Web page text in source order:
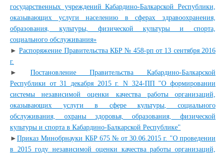
государственных учреждений Кабардино-Балкарской Республики,
оказывающих услуги населению в сферах здравоохранения,
образования, культуры, физической культуры и спорта,
социального обслуживания»
►Распоряжение Правительства КБР № 458-рп от 13 сентября 2016
г.
► Постановление Правительства Кабардино-Балкарской
Республики от 31 декабря 2015 г. N 324-ПП "О формировании
системы независимой оценки качества работы организаций,
оказывающих услуги в сфере культуры, социального
обслуживания, охраны здоровья, образования, физической
культуры и спорта в Кабардино-Балкарской Республике"
► Приказ Минобрнауки КБР 675 № от 30.06.2015 г. "О проведении
в 2015 году независимой оценки качества работы организаций,